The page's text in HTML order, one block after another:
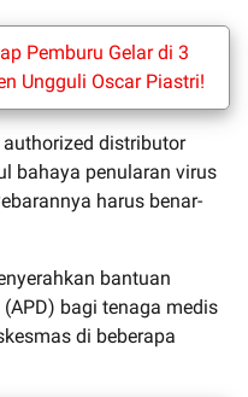
Pemburu Gelar di 3
Ungguli Oscar Piastri!
authorized distributor
bahaya penularan virus
harus benar-
bantuan
bagi tenaga medis
di beberapa